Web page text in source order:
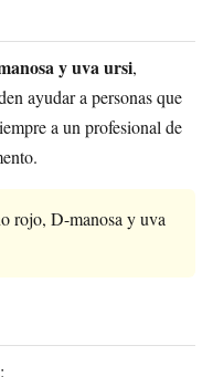
y uva ursi,
ayudar a personas que
a un profesional de
rojo, D-manosa y uva